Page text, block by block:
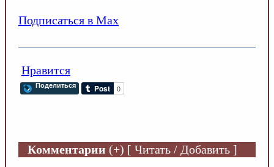
Подписаться в Max
Нравится
Поделиться
Комментарии (+) [ Читать / Добавить ]